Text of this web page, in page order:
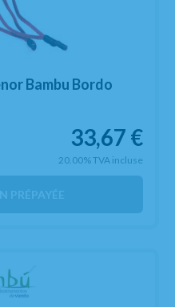
Bambu Bordo
33,67 €
20.00%TVA incluse
PRÉPAYÉE